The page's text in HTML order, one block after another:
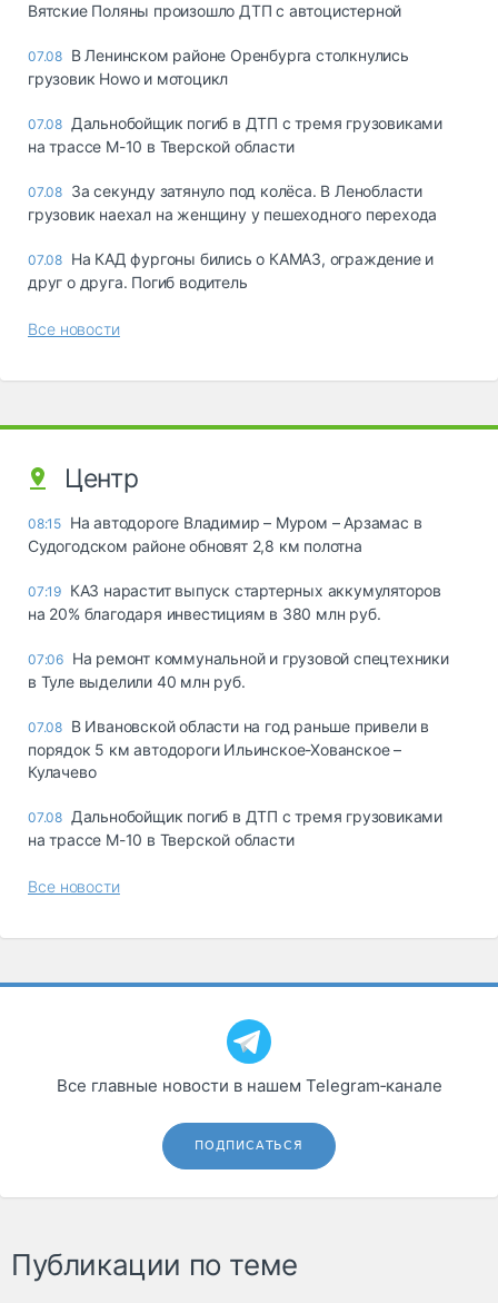
Вятские Поляны произошло ДТП с автоцистерной
07.08 В Ленинском районе Оренбурга столкнулись
грузовик Howo и мотоцикл
07.08 Дальнобойщик погиб в ДТП с тремя грузовиками
на трассе М-10 в Тверской области
07.08 За секунду затянуло под колёса. В Ленобласти
грузовик наехал на женщину у пешеходного перехода
07.08 На КАД фургоны бились о КАМАЗ, ограждение и
друг о друга. Погиб водитель
Все новости
Центр
08:15 На автодороге Владимир – Муром – Арзамас в
Судогодском районе обновят 2,8 км полотна
07:19 КАЗ нарастит выпуск стартерных аккумуляторов
на 20% благодаря инвестициям в 380 млн руб.
07:06 На ремонт коммунальной и грузовой спецтехники
в Туле выделили 40 млн руб.
07.08 В Ивановской области на год раньше привели в
порядок 5 км автодороги Ильинское-Хованское –
Кулачево
07.08 Дальнобойщик погиб в ДТП с тремя грузовиками
на трассе М-10 в Тверской области
Все новости
Все главные новости в нашем Telegram‑канале
ПОДПИСАТЬСЯ
Публикации по теме